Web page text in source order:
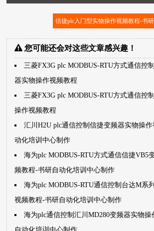
信捷plc入门型实物操作视频教程-书
您可能还会对这些文章感兴趣！
三菱FX3G plc MODBUS-RTU方式通信控
器实物操作视频教程
三菱FX3G plc MODBUS-RTU方式通信控
操作视频教程
汇川H2U plc通信控制信捷变频器实物操
动化培训中心制作
海为plc MODBUS-RTU方式通信信捷VB5
频教程-书研自动化培训中心制作
海为plc MODBUS-RTU通信控制台达M系
视频教程-书研自动化培训中心制作
海为plc通信控制汇川MD280变频器实物